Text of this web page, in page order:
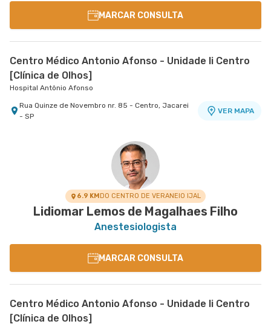
MARCAR CONSULTA
Centro Médico Antonio Afonso - Unidade Ii Centro
[Clínica de Olhos]
Hospital Antônio Afonso
Rua Quinze de Novembro nr. 85 - Centro, Jacarei
- SP
VER MAPA
6.9 KMDO CENTRO DE VERANEIO IJAL
Lidiomar Lemos de Magalhaes Filho
Anestesiologista
MARCAR CONSULTA
Centro Médico Antonio Afonso - Unidade Ii Centro
[Clínica de Olhos]